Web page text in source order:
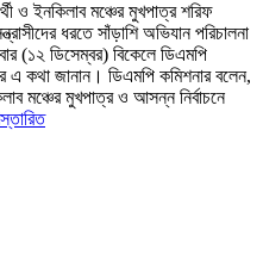
ও ইনকিলাব মঞ্চের মুখপাত্র শরিফ
ধরতে সাঁড়াশি অভিযান পরিচালনা
(১২ ডিসেম্বর) বিকেলে ডিএমপি
এ কথা জানান। ডিএমপি কমিশনার বলেন,
মঞ্চের মুখপাত্র ও আসন্ন নির্বাচনে